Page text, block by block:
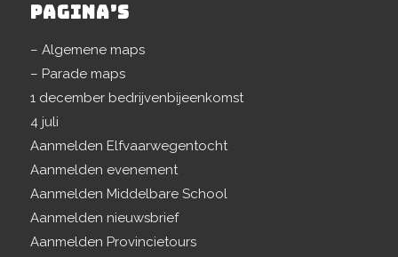
PAGINA’S
– Algemene maps
– Parade maps
1 december bedrijvenbijeenkomst
4 juli
Aanmelden Elfvaarwegentocht
Aanmelden evenement
Aanmelden Middelbare School
Aanmelden nieuwsbrief
Aanmelden Provincietours